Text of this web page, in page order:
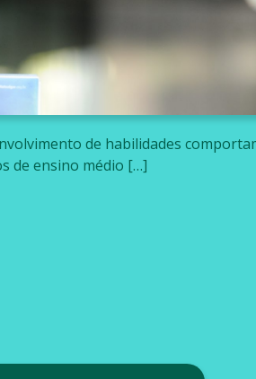
de habilidades
de ensino médio […]